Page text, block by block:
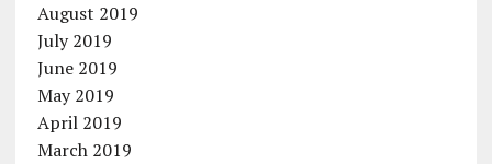
August 2019
July 2019
June 2019
May 2019
April 2019
March 2019